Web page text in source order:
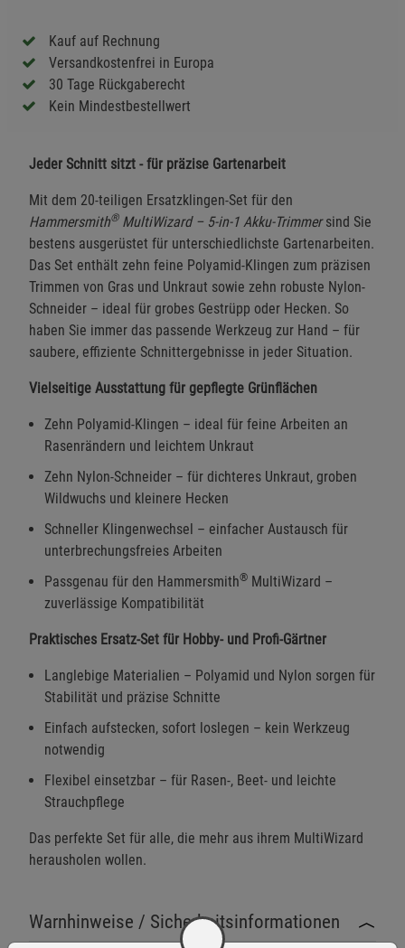
Kauf auf Rechnung
Versandkostenfrei in Europa
30 Tage Rückgaberecht
Kein Mindestbestellwert
Jeder Schnitt sitzt - für präzise Gartenarbeit
Mit dem 20-teiligen Ersatzklingen-Set für den
Hammersmith®MultiWizard – 5-in-1 Akku-Trimmersind Sie
bestens ausgerüstet für unterschiedlichste Gartenarbeiten.
Das Set enthält zehn feine Polyamid-Klingen zum präzisen
Trimmen von Gras und Unkraut sowie zehn robuste Nylon-
Schneider – ideal für grobes Gestrüpp oder Hecken. So
haben Sie immer das passende Werkzeug zur Hand – für
saubere, effiziente Schnittergebnisse in jeder Situation.
Vielseitige Ausstattung für gepflegte Grünflächen
Zehn Polyamid-Klingen – ideal für feine Arbeiten an
Rasenrändern und leichtem Unkraut
Zehn Nylon-Schneider – für dichteres Unkraut, groben
Wildwuchs und kleinere Hecken
Schneller Klingenwechsel – einfacher Austausch für
unterbrechungsfreies Arbeiten
Passgenau für den Hammersmith® MultiWizard –
zuverlässige Kompatibilität
Praktisches Ersatz-Set für Hobby- und Profi-Gärtner
Langlebige Materialien – Polyamid und Nylon sorgen für
Stabilität und präzise Schnitte
Einfach aufstecken, sofort loslegen – kein Werkzeug
notwendig
Flexibel einsetzbar – für Rasen-, Beet- und leichte
Strauchpflege
Das perfekte Set für alle, die mehr aus ihrem MultiWizard
herausholen wollen.
Warnhinweise / Sicherheitsinformationen